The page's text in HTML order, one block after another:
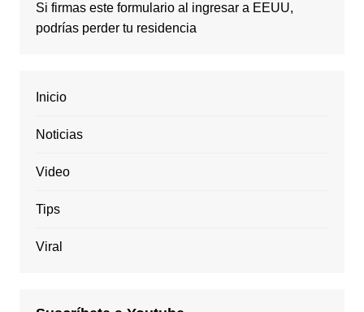
Si firmas este formulario al ingresar a EEUU,
podrías perder tu residencia
Inicio
Noticias
Video
Tips
Viral